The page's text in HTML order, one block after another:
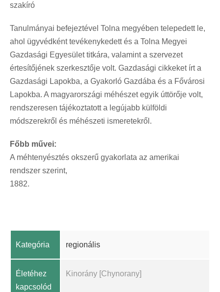
szakíró
Tanulmányai befejeztével Tolna megyében telepedett le,
ahol ügyvédként tevékenykedett és a Tolna Megyei
Gazdasági Egyesület titkára, valamint a szervezet
értesítőjének szerkesztője volt. Gazdasági cikkeket írt a
Gazdasági Lapokba, a Gyakorló Gazdába és a Fővárosi
Lapokba. A magyarországi méhészet egyik úttörője volt,
rendszeresen tájékoztatott a legújabb külföldi
módszerekről és méhészeti ismeretekről.
Főbb művei:
A méhtenyésztés okszerű gyakorlata az amerikai
rendszer szerint,
1882.
Kategória regionális
Életéhez
kapcsolód
Kinorány [Chynorany]